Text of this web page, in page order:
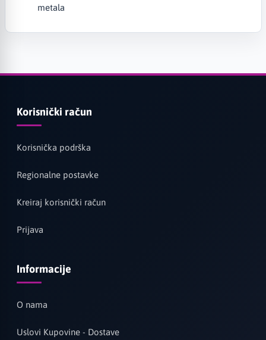
metala
Korisnički račun
Korisnička podrška
Regionalne postavke
Kreiraj korisnički račun
Prijava
Informacije
O nama
Uslovi Kupovine - Dostave